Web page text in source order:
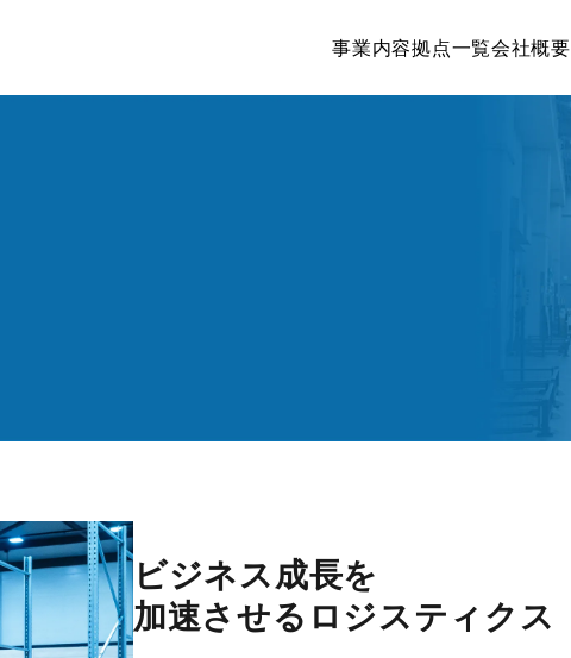
事業内容拠点一覧会社概要
ビジネス成長を
加速させるロジスティクス